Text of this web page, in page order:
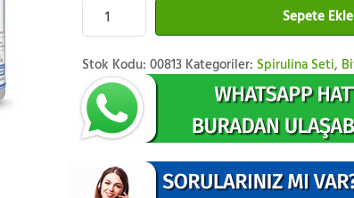
Sepete Ekle
Stok Kodu: 00813 Kategoriler: Spirulina Seti,